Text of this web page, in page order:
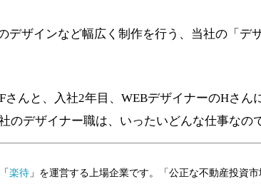
ザインなど幅広く制作を行う、当社の「デ
んと、入社2年目、WEBデザイナーのHさん
のデザイナー職は、いったいどんな仕事なの
楽待 」を運営する上場企業です。「公正な不動産投資